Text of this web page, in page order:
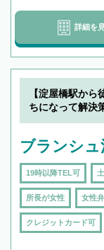
詳細を
【淀屋橋駅か
ちになって解決
ブランシ
19時以降TEL可
所長が女性 女性
クレジットカード可